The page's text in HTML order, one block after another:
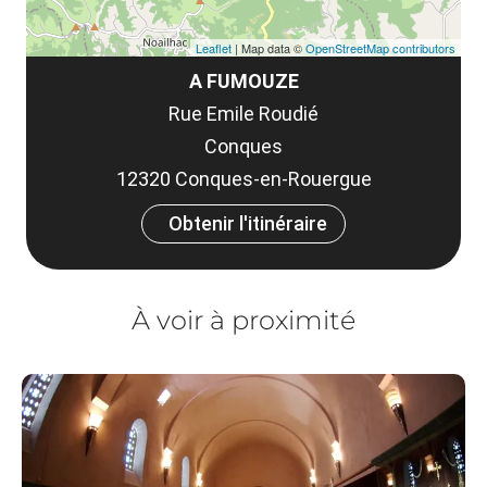
A FUMOUZE
Rue Emile Roudié
Conques
12320 Conques-en-Rouergue
Obtenir l'itinéraire
Leaflet | Map data ©OpenStreetMap contributors
À voir à proximité